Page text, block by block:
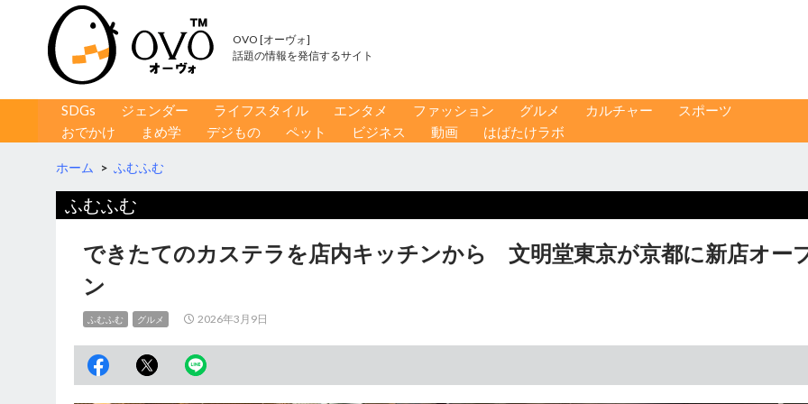
OVO [オーヴォ]
話題の情報を発信するサイト
コンテンツへ移動
SDGs ジェンダー ライフスタイル エンタメ ファッション グルメ カルチャー
スポーツ
おでかけ
まめ学 デジもの ペット ビジネス 動画 はばたけラボ
ホーム > ふむふむ
ふむふむ
できたてのカステラを店内キッチンから 文明堂東京が京都に新店オー
ン
ふむふむ グルメ 2026年3月9日